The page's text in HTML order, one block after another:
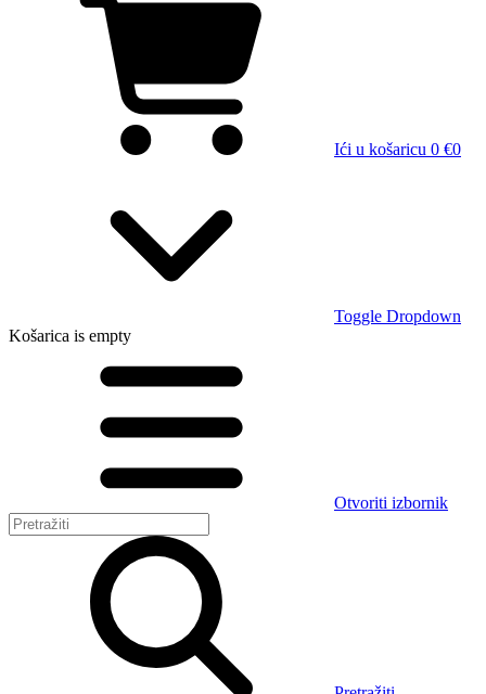
Ići u košaricu 0 €0
Toggle Dropdown
Košarica is empty
Otvoriti izbornik